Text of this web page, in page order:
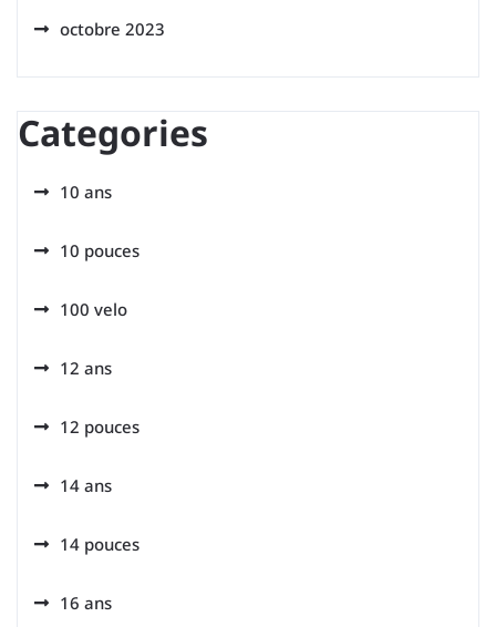
octobre 2023
Categories
10 ans
10 pouces
100 velo
12 ans
12 pouces
14 ans
14 pouces
16 ans